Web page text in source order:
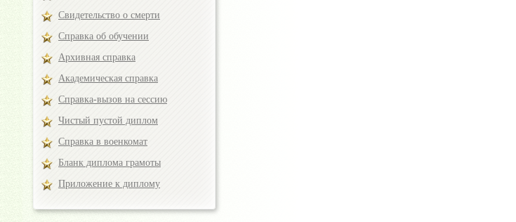
Свидетельство о смерти
Справка об обучении
Архивная справка
Академическая справка
Справка-вызов на сессию
Чистый пустой диплом
Справка в военкомат
Бланк диплома грамоты
Приложение к диплому